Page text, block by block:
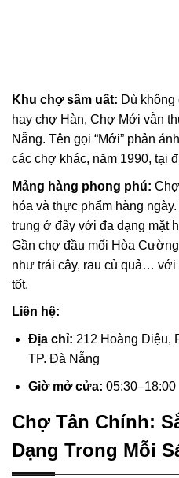
Khu chợ sầm uất: Dù
hay chợ Hàn, Chợ Mới vẫn
Nẵng. Tên gọi “Mới” phản
các chợ khác, năm 1990, tại
Mảng hàng phong phú:
hóa và thực phẩm hàng
trung ở đây với đa dạng mặt
Gần chợ đầu mối Hòa
như trái cây, rau củ quả…
tốt.
Liên hệ:
Địa chỉ: 212 Hoàng Diệu,
TP. Đà Nẵng
Giờ mở cửa: 05:30–18:00
Chợ Tân Chính:
Dạng Trong Mỗi